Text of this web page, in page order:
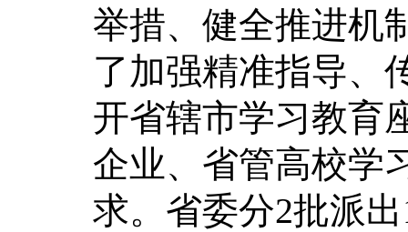
举措、健全推进机
了加强精准指导、
开省辖市学习教育
企业、省管高校学
求。省委分2批派